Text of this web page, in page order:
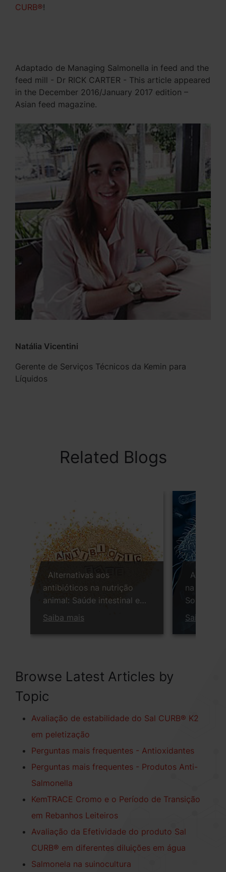
CURB®!
Adaptado de Managing Salmonella in feed and the
feed mill - Dr RICK CARTER - This article appeared
in the December 2016/January 2017 edition –
Asian feed magazine.
Natália Vicentini
Gerente de Serviços Técnicos da Kemin para
Líquidos
Related Blogs
Alternativas aos
antibióticos na nutrição
animal: Saúde intestinal e
rendimento
Saiba mais
na
Soluções
Salmonella
Saiba mais
Browse Latest Articles by
Topic
Avaliação de estabilidade do Sal CURB® K2
em peletização
Perguntas mais frequentes - Antioxidantes
Perguntas mais frequentes - Produtos Anti-
Salmonella
KemTRACE Cromo e o Período de Transição
em Rebanhos Leiteiros
Avaliação da Efetividade do produto Sal
CURB® em diferentes diluições em água
Salmonela na suinocultura